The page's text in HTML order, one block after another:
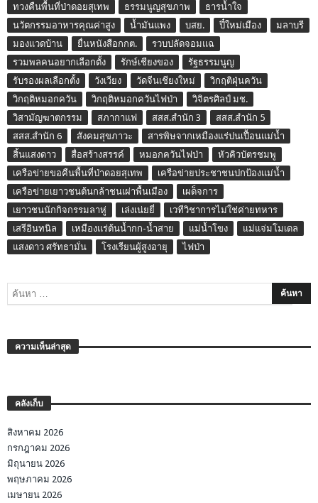
ทวงคืนพื้นที่ป่าดอยสุเทพ
ธรรมนูญสุขภาพ
ธารน้ำใจ
นวัตกรรมอาหารคุณค่าสูง
น้ำมันแพง บสย. ปี๋ใหม่เมือง
มลาบรี
มองแวดบ้าน
ยื่นหนังสือกกต.
รวบปลัดจอมแฉ
รวมพลคนอยากเลือกตั้ง
รักษ์เชียงของ
รัฐธรรมนูญ
รับรองผลเลือกตั้ง
วังเวียง วัดจีนเชียงใหม่
วิกฤติฝุ่นควัน
วิกฤติหมอกควัน
วิกฤติหมอกควันไฟป่า
วิจิตรศิลป์ มช.
วิสามัญฆาตกรรม
สภากาแฟ สสส.สำนัก 3
สสส.สำนัก 5
สสส.สำนัก 6
สังคมสุขภาวะ
สารพิษจากเหมืองแร่ปนเปื้อนแม่น้ำ
สิ้นแสงดาว
สื่อสร้างสรรค์ หมอกควันไฟป่า
หัวคิวบัตรชมพู
เครือข่ายขอคืนพื้นที่ป่าดอยสุเทพ
เครือข่ายประชาชนปกป้องแม่น้ำ
เครือข่ายเยาวชนต้นกล้าชนเผ่าพื้นเมือง
เผด็จการ
เยาวชนนักกิจกรรมลาหู่
เล่งเน่ยยี่
เวทีวิชาการไม่ใช่ค่ายทหาร
เสรีอินทนิล
เหมืองแร่ต้นน้ำกก-น้ำสาย แม่น้ำโขง
แม่แจ่มโมเดล
แสงดาว ศรัทธามั่น
โรงเรียนผู้สูงอายุ ไฟป่า
ความเห็นล่าสุด
คลังเก็บ
สิงหาคม 2026
กรกฎาคม 2026
มิถุนายน 2026
พฤษภาคม 2026
เมษายน 2026